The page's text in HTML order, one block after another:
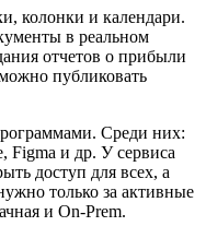
колонки и календари.
в реальном
отчетов о прибыли
публиковать
Среди них:
Figma и др. У сервиса
доступ для всех, а
только за активные
и On-Prem.